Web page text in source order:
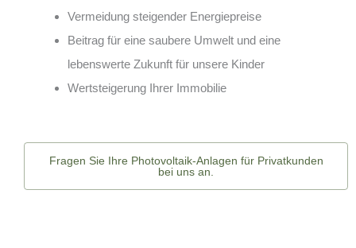
Vermeidung steigender Energiepreise
Beitrag für eine saubere Umwelt und eine
lebenswerte Zukunft für unsere Kinder
Wertsteigerung Ihrer Immobilie
Fragen Sie Ihre Photovoltaik-Anlagen für Privatkunden
bei uns an.